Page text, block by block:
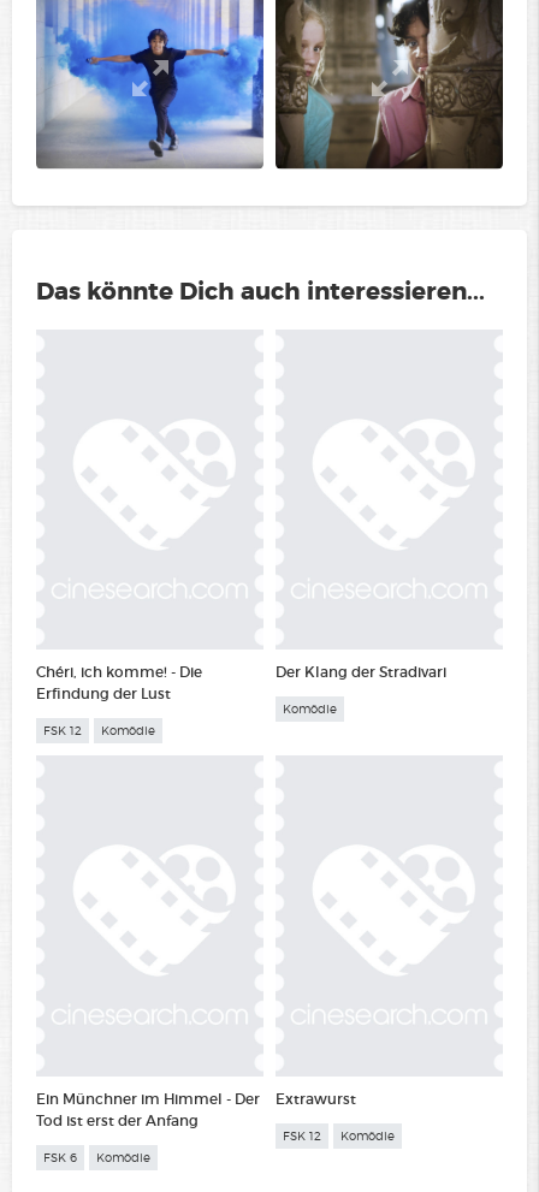
Das könnte Dich auch interessieren...
Chéri, ich komme! - Die
Erfindung der Lust
FSK 12 Komödie
Der Klang der Stradivari
Komödie
Ein Münchner im Himmel - Der
Tod ist erst der Anfang
FSK 6 Komödie
Extrawurst
FSK 12 Komödie